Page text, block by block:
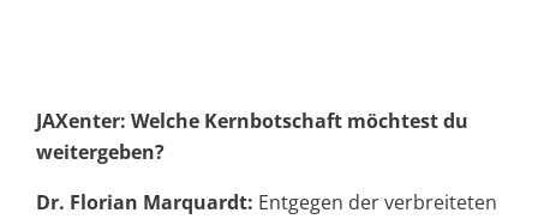
JAXenter: Welche Kernbotschaft möchtest du
weitergeben?
Dr. Florian Marquardt: Entgegen der verbreiteten